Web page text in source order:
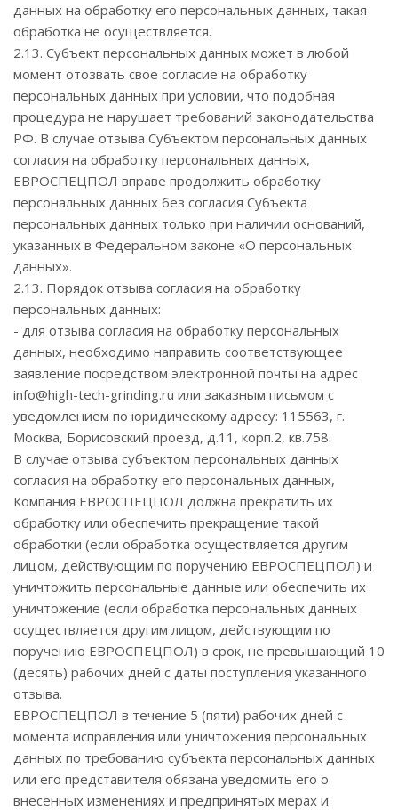
данных на обработку его персональных данных, такая
обработка не осуществляется.
2.13. Субъект персональных данных может в любой
момент отозвать свое согласие на обработку
персональных данных при условии, что подобная
процедура не нарушает требований законодательства
РФ. В случае отзыва Субъектом персональных данных
согласия на обработку персональных данных,
ЕВРОСПЕЦПОЛ вправе продолжить обработку
персональных данных без согласия Субъекта
персональных данных только при наличии оснований,
указанных в Федеральном законе «О персональных
данных».
2.13. Порядок отзыва согласия на обработку
персональных данных:
- для отзыва согласия на обработку персональных
данных, необходимо направить соответствующее
заявление посредством электронной почты на адрес
info@high-tech-grinding.ru или заказным письмом с
уведомлением по юридическому адресу: 115563, г.
Москва, Борисовский проезд, д.11, корп.2, кв.758.
В случае отзыва субъектом персональных данных
согласия на обработку его персональных данных,
Компания ЕВРОСПЕЦПОЛ должна прекратить их
обработку или обеспечить прекращение такой
обработки (если обработка осуществляется другим
лицом, действующим по поручению ЕВРОСПЕЦПОЛ) и
уничтожить персональные данные или обеспечить их
уничтожение (если обработка персональных данных
осуществляется другим лицом, действующим по
поручению ЕВРОСПЕЦПОЛ) в срок, не превышающий 10
(десять) рабочих дней с даты поступления указанного
отзыва.
ЕВРОСПЕЦПОЛ в течение 5 (пяти) рабочих дней с
момента исправления или уничтожения персональных
данных по требованию субъекта персональных данных
или его представителя обязана уведомить его о
внесенных изменениях и предпринятых мерах и